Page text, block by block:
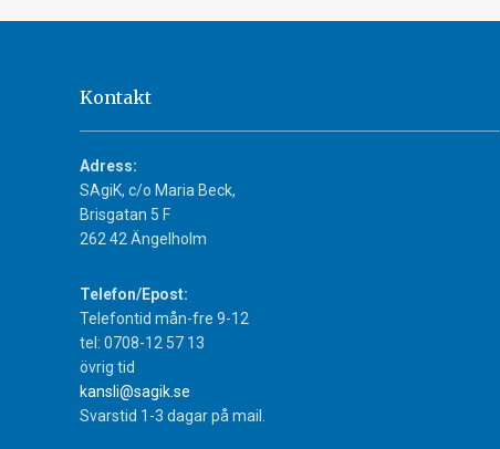
Kontakt
Adress:
SAgiK, c/o Maria Beck,
Brisgatan 5 F
262 42 Ängelholm
Telefon/Epost:
Telefontid mån-fre 9-12
tel: 0708-12 57 13
övrig tid
kansli@sagik.se
Svarstid 1-3 dagar på mail.